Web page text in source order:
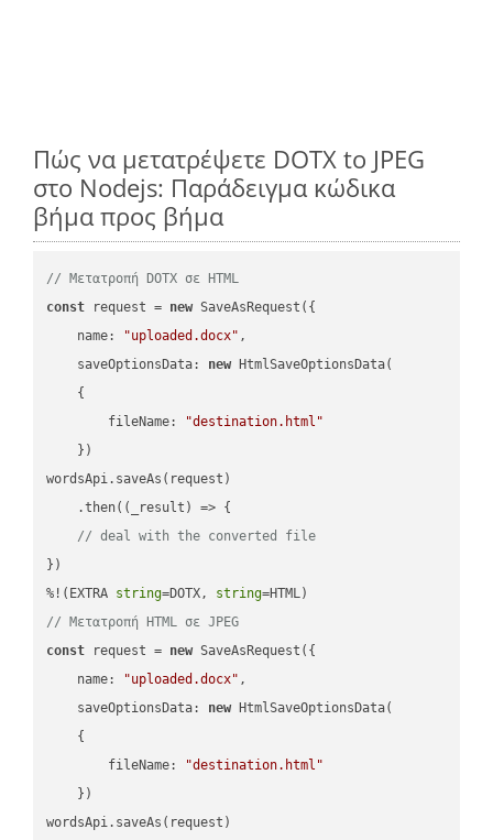
Πώς να μετατρέψετε DOTX to JPEG
στο Nodejs: Παράδειγμα κώδικα
βήμα προς βήμα
// Μετατροπή DOTX σε HTML
const request = new SaveAsRequest({
name: "uploaded.docx" ,
saveOptionsData: new HtmlSaveOptionsData(
    {
fileName:
"destination.html"
    })
wordsApi.saveAs(request)
    .then(
( _result ) => {
// deal with the converted file
})
%!(EXTRA string=DOTX, string
// Μετατροπή HTML σε JPEG
const request = new SaveAsRequest({
name: "uploaded.docx" ,
saveOptionsData: new HtmlSaveOptionsData(
    {
fileName:
"destination.html"
    })
wordsApi.saveAs(request)